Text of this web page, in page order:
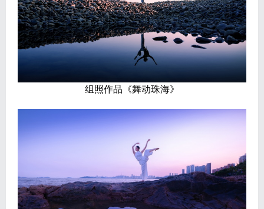
组照作品《舞动珠海》